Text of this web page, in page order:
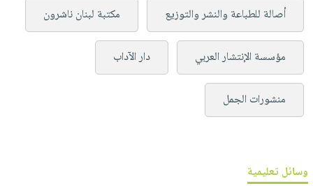
أصالة للطباعة والنشر والتوزيع مكتبة لبنان ناشرون
مؤسسة الإنتشار العربي دار الآداب
منشورات الجمل
وسائل تعليمية